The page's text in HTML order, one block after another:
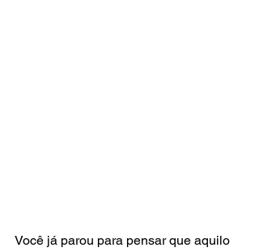
Você já parou para pensar que aquilo